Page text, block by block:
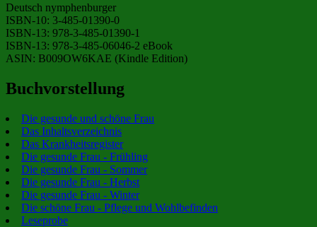
Deutsch nymphenburger
ISBN-10: 3-485-01390-0
ISBN-13: 978-3-485-01390-1
ISBN-13: 978-3-485-06046-2 eBook
ASIN: B009OW6KAE (Kindle Edition)
Buchvorstellung
Die gesunde und schöne Frau
Das Inhaltsverzeichnis
Das Krankheitsregister
Die gesunde Frau - Frühling
Die gesunde Frau - Sommer
Die gesunde Frau - Herbst
Die gesunde Frau - Winter
Die schöne Frau - Pflege und Wohlbefinden
Leseprobe